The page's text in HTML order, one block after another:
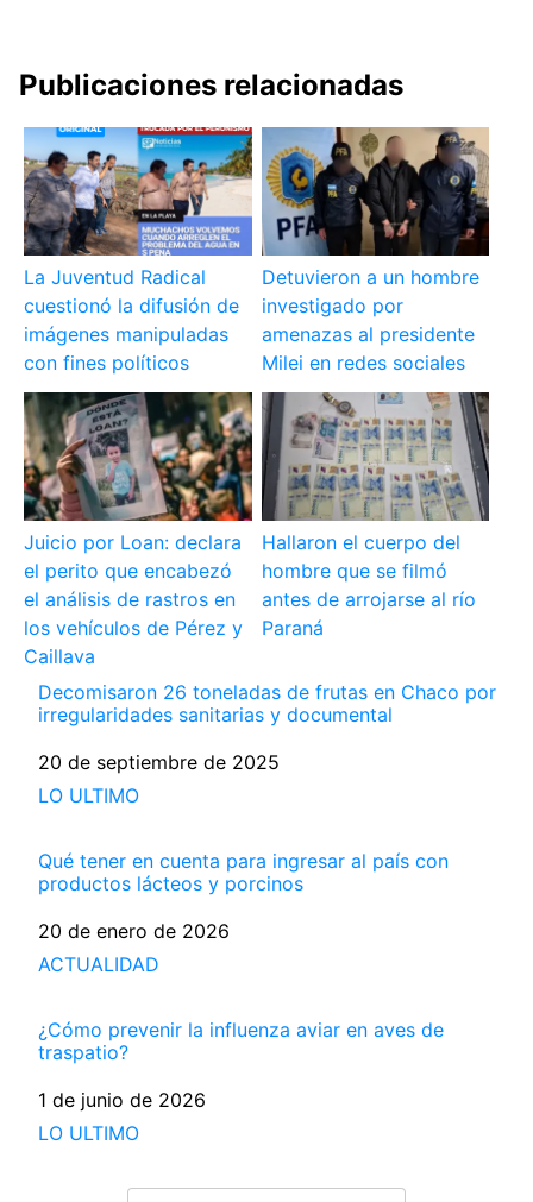
Publicaciones relacionadas
La Juventud Radical
cuestionó la difusión de
imágenes manipuladas
con fines políticos
Detuvieron a un hombre
investigado por
amenazas al presidente
Milei en redes sociales
Juicio por Loan: declara
el perito que encabezó
el análisis de rastros en
los vehículos de Pérez y
Caillava
Hallaron el cuerpo del
hombre que se filmó
antes de arrojarse al río
Paraná
Decomisaron 26 toneladas de frutas en Chaco por
irregularidades sanitarias y documental
Fecha
20 de septiembre de 2025
Respecto a
LO ULTIMO
Qué tener en cuenta para ingresar al país con
productos lácteos y porcinos
Fecha
20 de enero de 2026
Respecto a
ACTUALIDAD
¿Cómo prevenir la influenza aviar en aves de
traspatio?
Fecha
1 de junio de 2026
Respecto a
LO ULTIMO